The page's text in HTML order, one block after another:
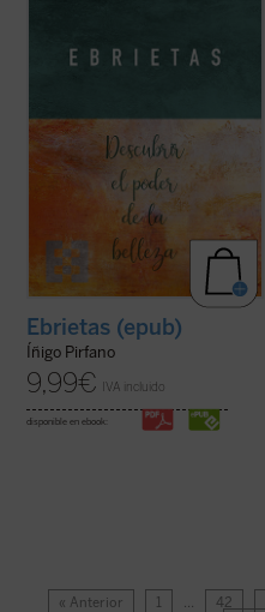
Ebrietas (epub)
Íñigo Pirfano
9,99€ IVA incluido
disponible en ebook:
« Anterior 1 … 42